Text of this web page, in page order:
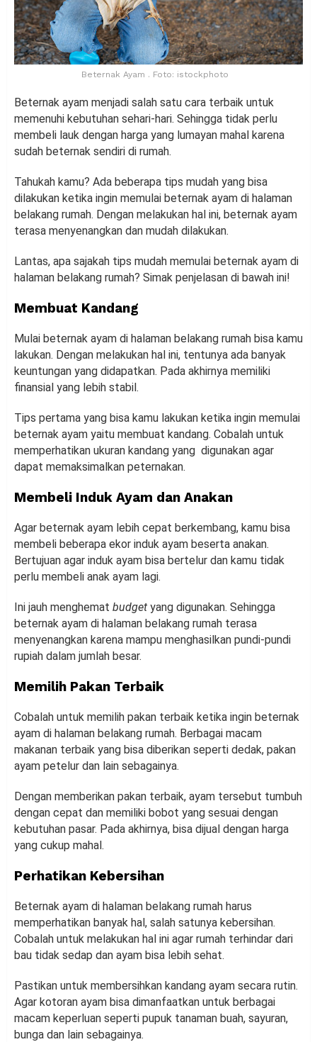
Beternak Ayam . Foto: istockphoto
Beternak ayam menjadi salah satu cara terbaik untuk
memenuhi kebutuhan sehari-hari. Sehingga tidak perlu
membeli lauk dengan harga yang lumayan mahal karena
sudah beternak sendiri di rumah.
Tahukah kamu? Ada beberapa tips mudah yang bisa
dilakukan ketika ingin memulai beternak ayam di halaman
belakang rumah. Dengan melakukan hal ini, beternak ayam
terasa menyenangkan dan mudah dilakukan.
Lantas, apa sajakah tips mudah memulai beternak ayam di
halaman belakang rumah? Simak penjelasan di bawah ini!
Membuat Kandang
Mulai beternak ayam di halaman belakang rumah bisa kamu
lakukan. Dengan melakukan hal ini, tentunya ada banyak
keuntungan yang didapatkan. Pada akhirnya memiliki
finansial yang lebih stabil.
Tips pertama yang bisa kamu lakukan ketika ingin memulai
beternak ayam yaitu membuat kandang. Cobalah untuk
memperhatikan ukuran kandang yang digunakan agar
dapat memaksimalkan peternakan.
Membeli Induk Ayam dan Anakan
Agar beternak ayam lebih cepat berkembang, kamu bisa
membeli beberapa ekor induk ayam beserta anakan.
Bertujuan agar induk ayam bisa bertelur dan kamu tidak
perlu membeli anak ayam lagi.
Ini jauh menghemat budget yang digunakan. Sehingga
beternak ayam di halaman belakang rumah terasa
menyenangkan karena mampu menghasilkan pundi-pundi
rupiah dalam jumlah besar.
Memilih Pakan Terbaik
Cobalah untuk memilih pakan terbaik ketika ingin beternak
ayam di halaman belakang rumah. Berbagai macam
makanan terbaik yang bisa diberikan seperti dedak, pakan
ayam petelur dan lain sebagainya.
Dengan memberikan pakan terbaik, ayam tersebut tumbuh
dengan cepat dan memiliki bobot yang sesuai dengan
kebutuhan pasar. Pada akhirnya, bisa dijual dengan harga
yang cukup mahal.
Perhatikan Kebersihan
Beternak ayam di halaman belakang rumah harus
memperhatikan banyak hal, salah satunya kebersihan.
Cobalah untuk melakukan hal ini agar rumah terhindar dari
bau tidak sedap dan ayam bisa lebih sehat.
Pastikan untuk membersihkan kandang ayam secara rutin.
Agar kotoran ayam bisa dimanfaatkan untuk berbagai
macam keperluan seperti pupuk tanaman buah, sayuran,
bunga dan lain sebagainya.